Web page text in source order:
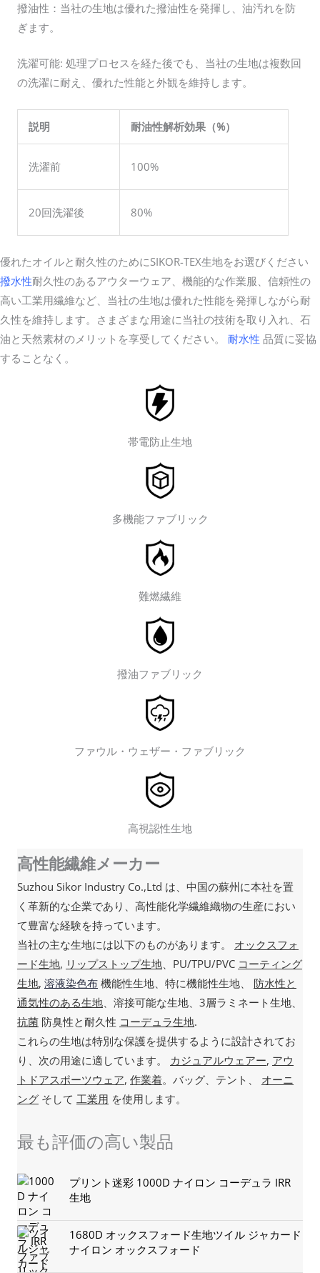
撥油性：当社の生地は優れた撥油性を発揮し、油汚れを防
ぎます。
洗濯可能: 処理プロセスを経た後でも、当社の生地は複数回
の洗濯に耐え、優れた性能と外観を維持します。
説明 耐油性解析効果（%）
洗濯前 100%
20回洗濯後 80%
優れたオイルと耐久性のためにSIKOR-TEX生地をお選びください
撥水性耐久性のあるアウターウェア、機能的な作業服、信頼性の
高い工業用繊維など、当社の生地は優れた性能を発揮しながら耐
久性を維持します。さまざまな用途に当社の技術を取り入れ、石
油と天然素材のメリットを享受してください。 耐水性 品質に妥協
することなく。
帯電防止生地
多機能ファブリック
難燃繊維
撥油ファブリック
ファウル・ウェザー・ファブリック
高視認性生地
高性能繊維メーカー
Suzhou Sikor Industry Co.,Ltd は、中国の蘇州に本社を置
く革新的な企業であり、高性能化学繊維織物の生産におい
て豊富な経験を持っています。
当社の主な生地には以下のものがあります。 オックスフォ
ード生地, リップストップ生地、PU/TPU/PVC コーティング
生地, 溶液染色布 機能性生地、特に機能性生地、 防水性と
通気性のある生地、溶接可能な生地、3層ラミネート生地、
抗菌 防臭性と耐久性 コーデュラ生地.
これらの生地は特別な保護を提供するように設計されてお
り、次の用途に適しています。 カジュアルウェアー, アウ
トドアスポーツウェア, 作業着。バッグ、テント、 オーニ
ング そして 工業用 を使用します。
最も評価の高い製品
プリント迷彩 1000D ナイロン コーデュラ IRR
生地
1680D オックスフォード生地ツイル ジャカード
ナイロン オックスフォード